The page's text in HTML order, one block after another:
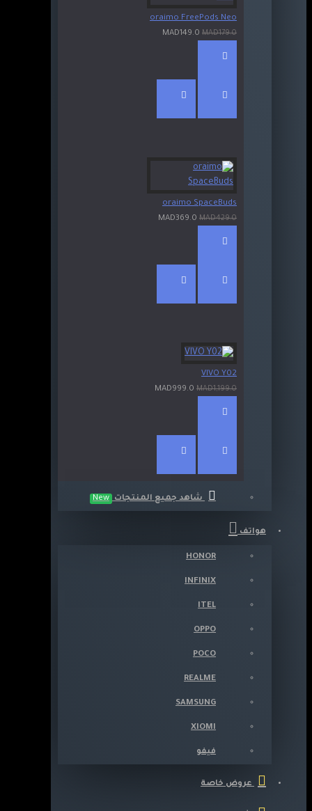
oraimo FreePods Neo
MAD149.0 MAD179.0
oraimo SpaceBuds
MAD369.0 MAD429.0
VIVO Y02
MAD999.0 MAD1,199.0
شاهد جميع المنتجات New
هواتف
HONOR
INFINIX
ITEL
OPPO
POCO
REALME
SAMSUNG
XIOMI
فيفو
عروض خاصة